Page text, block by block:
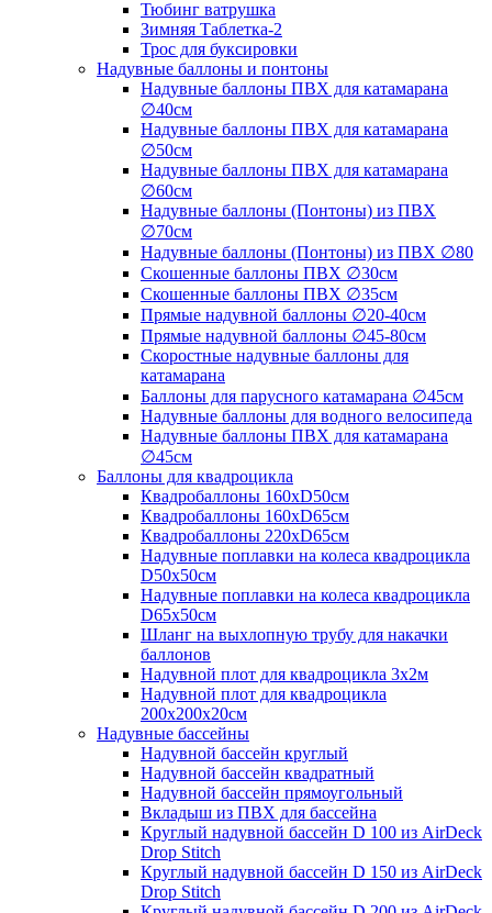
Тюбинг ватрушка
Зимняя Таблетка-2
Трос для буксировки
Надувные баллоны и понтоны
Надувные баллоны ПВХ для катамарана
∅40см
Надувные баллоны ПВХ для катамарана
∅50см
Надувные баллоны ПВХ для катамарана
∅60см
Надувные баллоны (Понтоны) из ПВХ
∅70см
Надувные баллоны (Понтоны) из ПВХ ∅80
Скошенные баллоны ПВХ ∅30см
Скошенные баллоны ПВХ ∅35см
Прямые надувной баллоны ∅20-40см
Прямые надувной баллоны ∅45-80см
Скоростные надувные баллоны для
катамарана
Баллоны для парусного катамарана ∅45см
Надувные баллоны для водного велосипеда
Надувные баллоны ПВХ для катамарана
∅45см
Баллоны для квадроцикла
Квадробаллоны 160хD50см
Квадробаллоны 160хD65см
Квадробаллоны 220хD65см
Надувные поплавки на колеса квадроцикла
D50х50см
Надувные поплавки на колеса квадроцикла
D65х50см
Шланг на выхлопную трубу для накачки
баллонов
Надувной плот для квадроцикла 3х2м
Надувной плот для квадроцикла
200х200х20см
Надувные бассейны
Надувной бассейн круглый
Надувной бассейн квадратный
Надувной бассейн прямоугольный
Вкладыш из ПВХ для бассейна
Круглый надувной бассейн D 100 из AirDeck
Drop Stitch
Круглый надувной бассейн D 150 из AirDeck
Drop Stitch